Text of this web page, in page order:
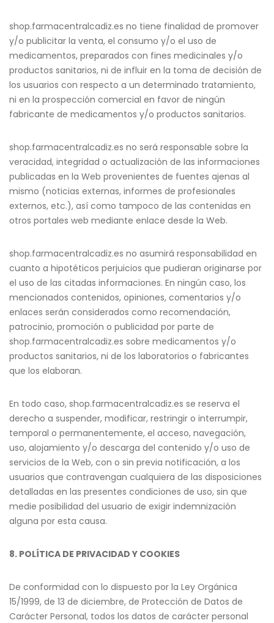
shop.farmacentralcadiz.es no tiene finalidad de promover
y/o publicitar la venta, el consumo y/o el uso de
medicamentos, preparados con fines medicinales y/o
productos sanitarios, ni de influir en la toma de decisión de
los usuarios con respecto a un determinado tratamiento,
ni en la prospección comercial en favor de ningún
fabricante de medicamentos y/o productos sanitarios.
shop.farmacentralcadiz.es no será responsable sobre la
veracidad, integridad o actualización de las informaciones
publicadas en la Web provenientes de fuentes ajenas al
mismo (noticias externas, informes de profesionales
externos, etc.), así como tampoco de las contenidas en
otros portales web mediante enlace desde la Web.
shop.farmacentralcadiz.es no asumirá responsabilidad en
cuanto a hipotéticos perjuicios que pudieran originarse por
el uso de las citadas informaciones. En ningún caso, los
mencionados contenidos, opiniones, comentarios y/o
enlaces serán considerados como recomendación,
patrocinio, promoción o publicidad por parte de
shop.farmacentralcadiz.es sobre medicamentos y/o
productos sanitarios, ni de los laboratorios o fabricantes
que los elaboran.
En todo caso, shop.farmacentralcadiz.es se reserva el
derecho a suspender, modificar, restringir o interrumpir,
temporal o permanentemente, el acceso, navegación,
uso, alojamiento y/o descarga del contenido y/o uso de
servicios de la Web, con o sin previa notificación, a los
usuarios que contravengan cualquiera de las disposiciones
detalladas en las presentes condiciones de uso, sin que
medie posibilidad del usuario de exigir indemnización
alguna por esta causa.
8. POLÍTICA DE PRIVACIDAD Y COOKIES
De conformidad con lo dispuesto por la Ley Orgánica
15/1999, de 13 de diciembre, de Protección de Datos de
Carácter Personal, todos los datos de carácter personal